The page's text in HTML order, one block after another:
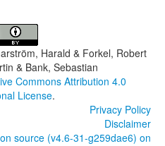
Harald & Forkel, Robert
& Bank, Sebastian
Commons Attribution 4.0
License.
Privacy Policy
Disclaimer
source (v4.6-31-g259dae6) on